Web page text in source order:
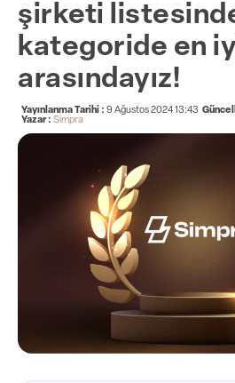
şirketi
kategoride en
arasındayız!
Yayınlanma Tarihi : 9 Ağustos 2024 13:43
Yazar : Simpra